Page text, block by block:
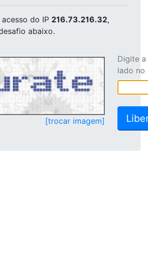
do IP 216.73.216.32,
abaixo.
[trocar imagem]
Digite
lado no